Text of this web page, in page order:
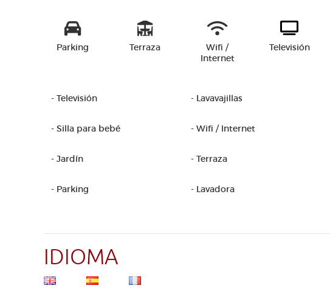
Parking Terraza
Wifi /
Internet
Televisión
- Televisión - Lavavajillas
- Silla para bebé - Wifi / Internet
- Jardín - Terraza
- Parking - Lavadora
IDIOMA